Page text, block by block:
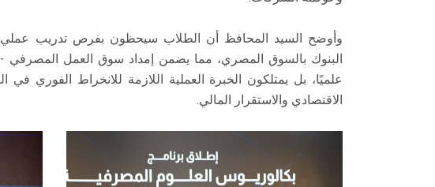
وأوضح السيد المحافظ أن الطلاب سيحظون بفرص تدريب
البنوك بالسوق المصري، مما يضمن إمداد سوق العمل المصرفي -
علميًا، بل يمتلكون الخبرة العملية اللازمة للانخراط الفوري
الاقتصادي والاستقرار المالي.